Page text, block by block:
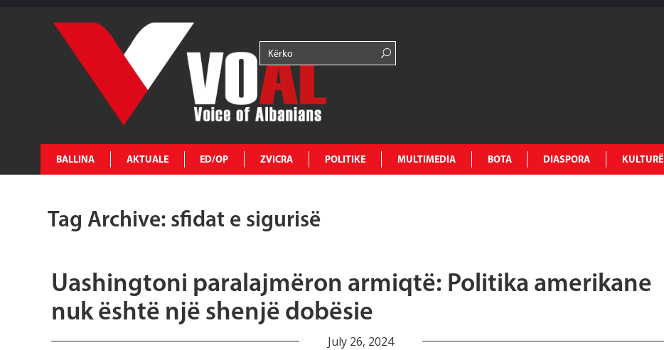
BALLINA AKTUALE ED/OP ZVICRA POLITIKE MULTIMEDIA BOTA DIASPORA KULTURË
Tag Archive: sfidat e sigurisë
Uashingtoni paralajmëron armiqtë: Politika amerikane
nuk është një shenjë dobësie
July 26, 2024